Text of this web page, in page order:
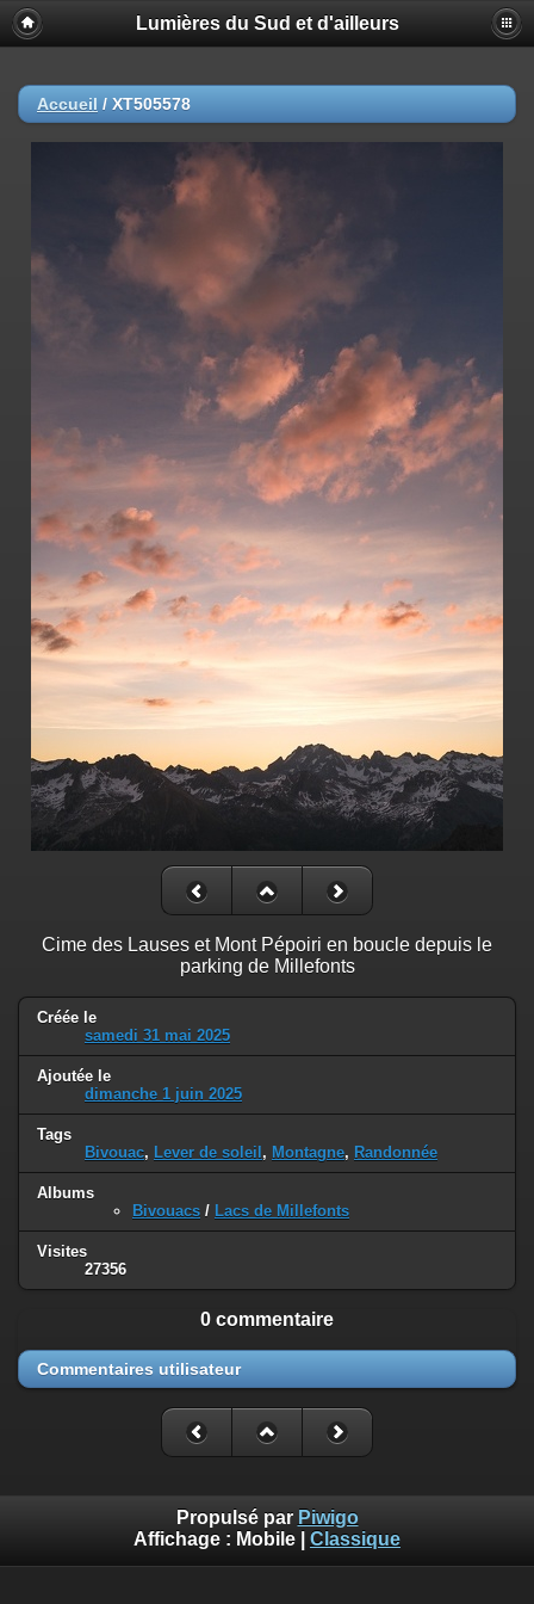
Lumières du Sud et d'ailleurs
Accueil / XT505578
Cime des Lauses et Mont Pépoiri en boucle depuis le
parking de Millefonts
Créée le
samedi 31 mai 2025
Ajoutée le
dimanche 1 juin 2025
Tags
Bivouac, Lever de soleil , Montagne, Randonnée
Albums
Bivouacs / Lacs de Millefonts
Visites
27356
0 commentaire
Commentaires utilisateur
Propulsé par Piwigo
Affichage : Mobile Classique